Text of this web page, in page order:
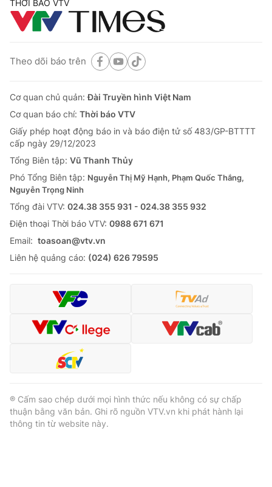
THỜI BÁO VTV
Theo dõi báo trên
Cơ quan chủ quản:Đài Truyền hình Việt Nam
Cơ quan báo chí: Thời báo VTV
Giấy phép hoạt động báo in và báo điện tử số 483/GP-BTTTT
cấp ngày 29/12/2023
Tổng Biên tập: Vũ Thanh Thủy
Phó Tổng Biên tập: Nguyễn Thị Mỹ Hạnh, Phạm Quốc Thắng,
Nguyễn Trọng Ninh
Tổng đài VTV: 024.38 355 931 - 024.38 355 932
Ðiện thoại Thời báo VTV: 0988 671 671
Email: toasoan@vtv.vn
Liên hệ quảng cáo: (024) 626 79595
® Cấm sao chép dưới mọi hình thức nếu không có sự chấp
thuận bằng văn bản. Ghi rõ nguồn VTV.vn khi phát hành lại
thông tin từ website này.